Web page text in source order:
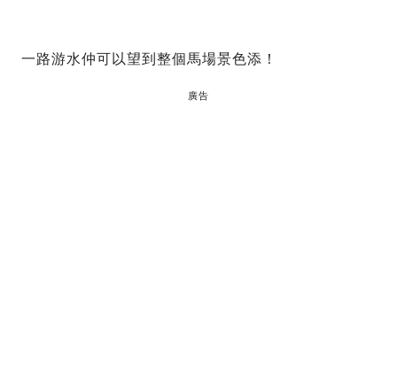
一路游水仲可以望到整個馬場景色添！
廣告